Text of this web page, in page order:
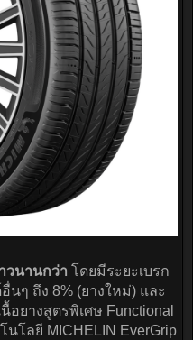
วนานกว่า โดยมีระยะเบรก
นๆ ถึง 8% (ยางใหม่) และ
อยางสูตรพิเศษ Functional
นโลยี MICHELIN EverGrip